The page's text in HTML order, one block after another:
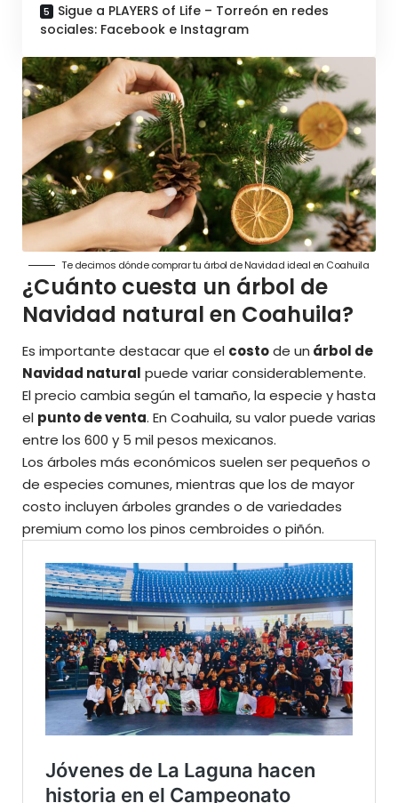
Sigue a PLAYERS of Life – Torreón en redes
sociales: Facebook e Instagram
Te decimos dónde comprar tu árbol de Navidad ideal en Coahuila
¿Cuánto cuesta un árbol de
Navidad natural en Coahuila?
Es importante destacar que el costode un árbol de
Navidad natural puede variar considerablemente.
El precio cambia según el tamaño, la especie y hasta
el punto de venta. En Coahuila, su valor puede varias
entre los 600 y 5 mil pesos mexicanos.
Los árboles más económicos suelen ser pequeños o
de especies comunes, mientras que los de mayor
costo incluyen árboles grandes o de variedades
premium como los pinos cembroides o piñón.